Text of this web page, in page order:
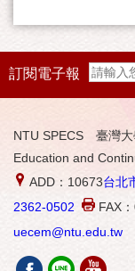
訂閱電子報
NTU SPECS 臺灣大
Education and
ADD：10673台北
2362-0502
FAX
uecem@ntu.edu.tw